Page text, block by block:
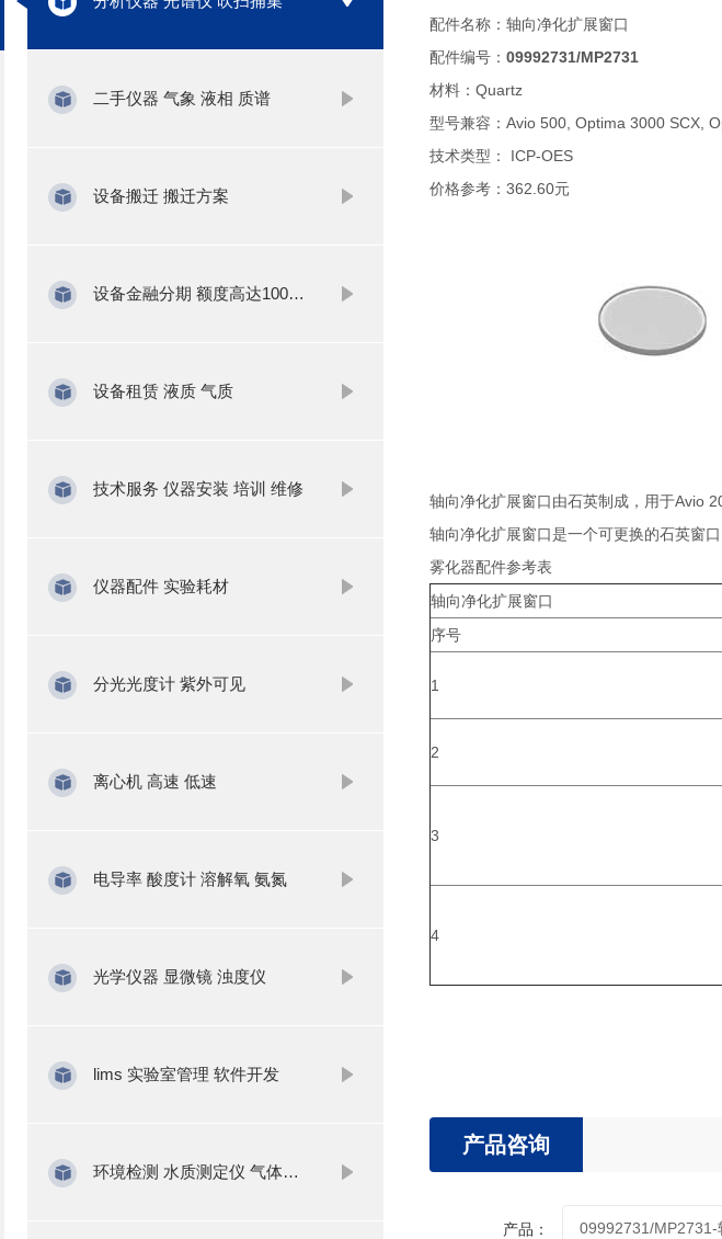
二手仪器 气象 液相 质谱
设备搬迁 搬迁方案
设备金融分期 额度高达1000万
设备租赁 液质 气质
技术服务 仪器安装 培训 维修
仪器配件 实验耗材
分光光度计 紫外可见
离心机 高速 低速
电导率 酸度计 溶解氧 氨氮
光学仪器 显微镜 浊度仪
lims 实验室管理 软件开发
环境检测 水质测定仪 气体分析
配件名称：轴向净化扩展窗口
配件编号： 09992731/MP2731
材料：Quartz
型号兼容：Avio 500, Optima 3000 SCX,
技术类型： ICP-OES
价格参考：362.60元
轴向净化扩展窗口由石英制成，用于Avio
轴向净化扩展窗口是一个可更换的石英窗
雾化器配件参考表
轴向净化扩展窗口
序号
1
2
3
4
产品咨询
产品：